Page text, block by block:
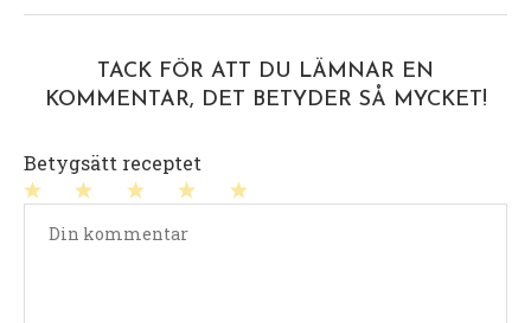
TACK FÖR ATT DU LÄMNAR EN
KOMMENTAR, DET BETYDER SÅ MYCKET!
Betygsätt receptet
stjärnor
stjärnor
stjärnor
stjärna